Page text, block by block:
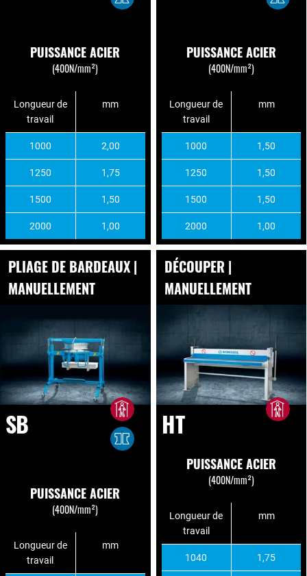
PUISSANCE ACIER
(400N/mm²)
Longueur de
travail
mm
1000 2,00
1250 1,75
1500 1,50
2000 1,00
PUISSANCE ACIER
(400N/mm²)
Longueur de
travail
mm
1000 1,50
1250 1,50
1500 1,50
2000 1,00
PLIAGE DE BARDEAUX |
MANUELLEMENT
SB
PUISSANCE ACIER
(400N/mm²)
Longueur de
travail
mm
DÉCOUPER |
MANUELLEMENT
HT
PUISSANCE ACIER
(400N/mm²)
Longueur de
travail
mm
1040 1,75